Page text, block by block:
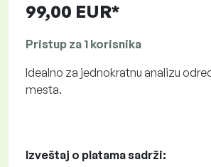
99,00 EUR*
Pristup za 1 korisnika
Idealno za jednokratnu analizu
mesta.
Izveštaj o platama sadrži: